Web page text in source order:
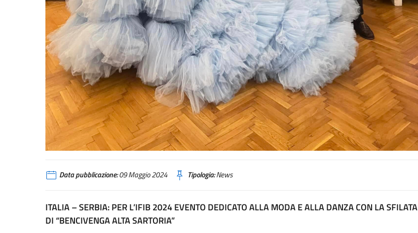
Data pubblicazione:09 Maggio 2024 Tipologia:News
ITALIA – SERBIA: PER L’IFIB 2024 EVENTO DEDICATO ALLA MODA E ALLA DANZA CON LA SFILATA
DI “BENCIVENGA ALTA SARTORIA”